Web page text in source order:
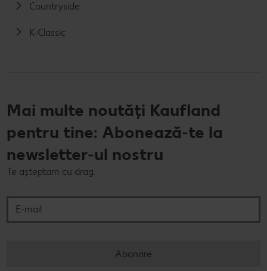
Countryside
K-Classic
Mai multe noutăți Kaufland
pentru tine: Abonează-te la
newsletter-ul nostru
Te așteptam cu drag.
Abonare